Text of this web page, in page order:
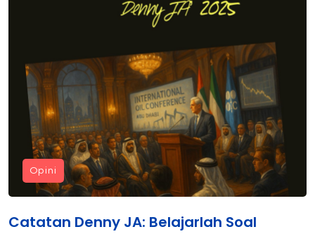
Opini
Catatan Denny JA: Belajarlah Soal